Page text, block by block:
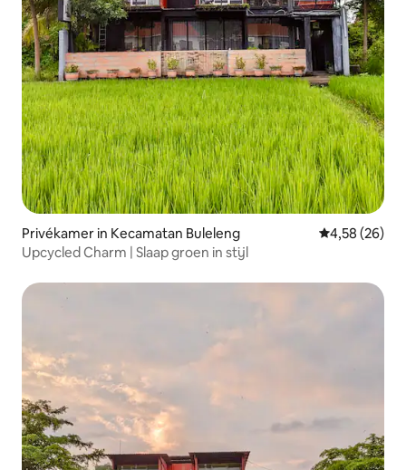
Privékamer in Kecamatan Buleleng Gemiddelde
4,58 (26)
Upcycled Charm | Slaap groen in stijl